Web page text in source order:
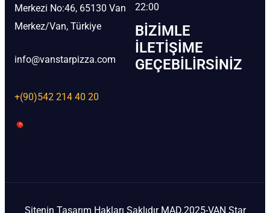
Merkezi No:46, 65130 Van
Merkez/Van, Türkiye
info@vanstarpizza.com
+(90)542 214 40 20
22:00
BIZIMLE
İLETIŞIME
GEÇEBILIRSINIZ
Sitenin Tasarım Hakları Saklıdır MAD.2025-VAN Star